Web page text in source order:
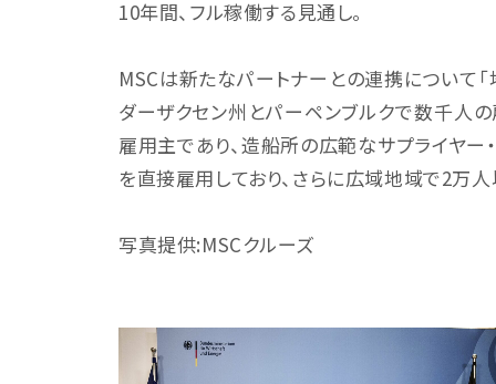
10年間、フル稼働する見通し。
MSCは新たなパートナーとの連携について
ダーザクセン州とパーペンブルクで数千人
雇用主であり、造船所の広範なサプライヤー
を直接雇用しており、さらに広域地域で2万
写真提供:MSCクルーズ